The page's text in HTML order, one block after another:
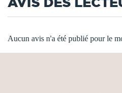
Aucun avis n'a été publié pour le